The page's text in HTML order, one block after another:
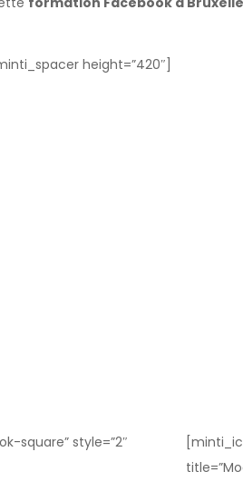
height=”420″]
square” style=”2″